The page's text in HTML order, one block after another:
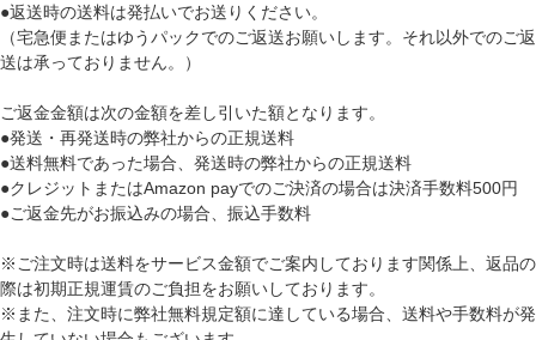
●返送時の送料は発払いでお送りください。
（宅急便またはゆうパックでのご返送お願いします。それ以外でのご返
送は承っておりません。）
ご返金金額は次の金額を差し引いた額となります。
●発送・再発送時の弊社からの正規送料
●送料無料であった場合、発送時の弊社からの正規送料
●クレジットまたはAmazon payでのご決済の場合は決済手数料500円
●ご返金先がお振込みの場合、振込手数料
※ご注文時は送料をサービス金額でご案内しております関係上、返品の
際は初期正規運賃のご負担をお願いしております。
※また、注文時に弊社無料規定額に達している場合、送料や手数料が発